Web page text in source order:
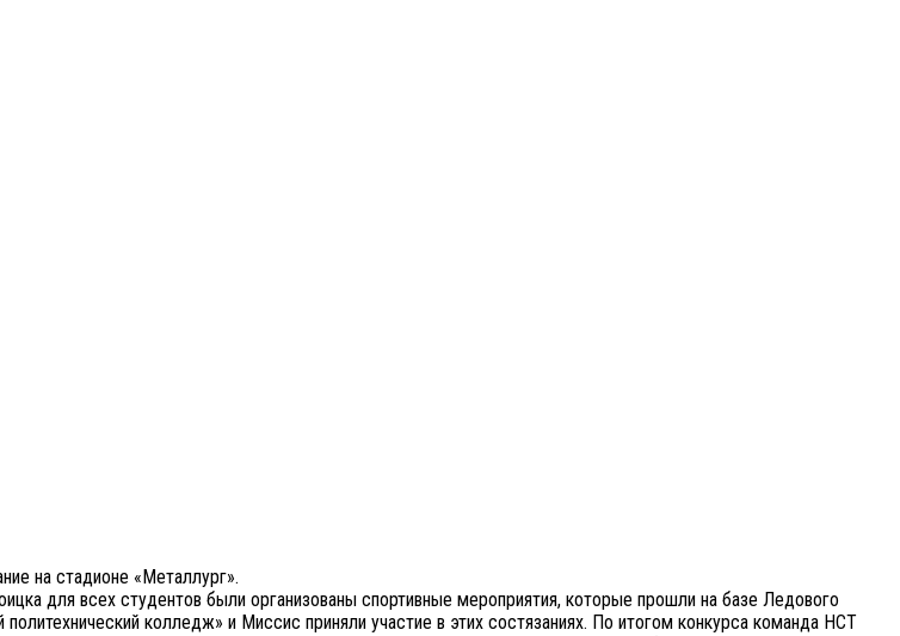
на стадионе «Металлург».
для всех студентов были организованы спортивные мероприятия, которые прошли на базе Ледового
колледж» и Миссис приняли участие в этих состязаниях. По итогом конкурса команда НСТ